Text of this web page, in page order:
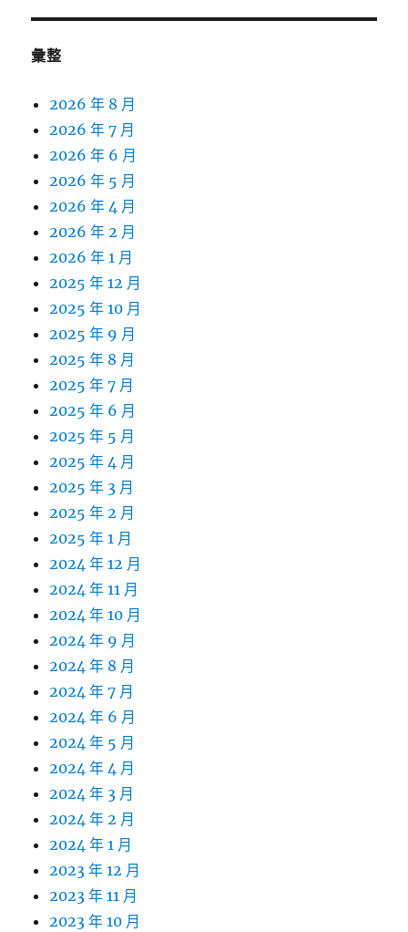
彙整
2026 年 8 月
2026 年 7 月
2026 年 6 月
2026 年 5 月
2026 年 4 月
2026 年 2 月
2026 年 1 月
2025 年 12 月
2025 年 10 月
2025 年 9 月
2025 年 8 月
2025 年 7 月
2025 年 6 月
2025 年 5 月
2025 年 4 月
2025 年 3 月
2025 年 2 月
2025 年 1 月
2024 年 12 月
2024 年 11 月
2024 年 10 月
2024 年 9 月
2024 年 8 月
2024 年 7 月
2024 年 6 月
2024 年 5 月
2024 年 4 月
2024 年 3 月
2024 年 2 月
2024 年 1 月
2023 年 12 月
2023 年 11 月
2023 年 10 月